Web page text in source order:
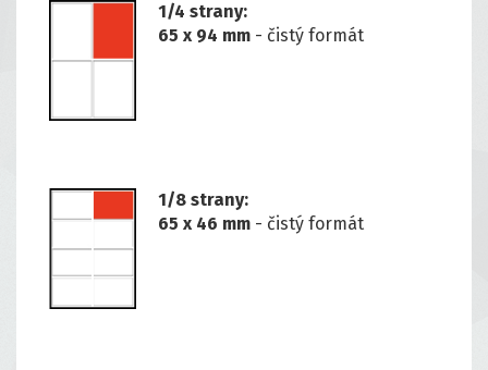
1/4 strany:
65 x 94 mm - čistý formát
1/8 strany:
65 x 46 mm - čistý formát